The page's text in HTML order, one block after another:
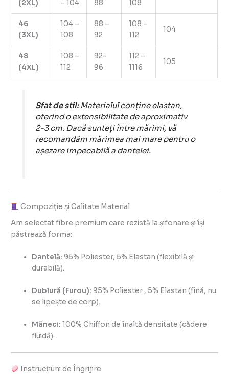
(2XL) – 104 88 108
46
(3XL)
104 –
108
88 –
92
108 –
112
104
48
(4XL)
108 –
112
92-
96
112 –
1116
105
Sfat de stil:Materialul conține elastan,
oferind o extensibilitate de aproximativ
2-3 cm. Dacă sunteți între mărimi, vă
recomandăm mărimea mai mare pentru o
așezare impecabilă a dantelei.
Compoziție și Calitate Material
Am selectat fibre premium care rezistă la șifonare și își
păstrează forma:
Dantelă: 95% Poliester, 5% Elastan (flexibilă și
durabilă).
Dublură (Furou): 95% Poliester , 5% Elastan (fină, nu
se lipește de corp).
Mâneci: 100% Chiffon de înaltă densitate (cădere
fluidă).
Instrucțiuni de Îngrijire